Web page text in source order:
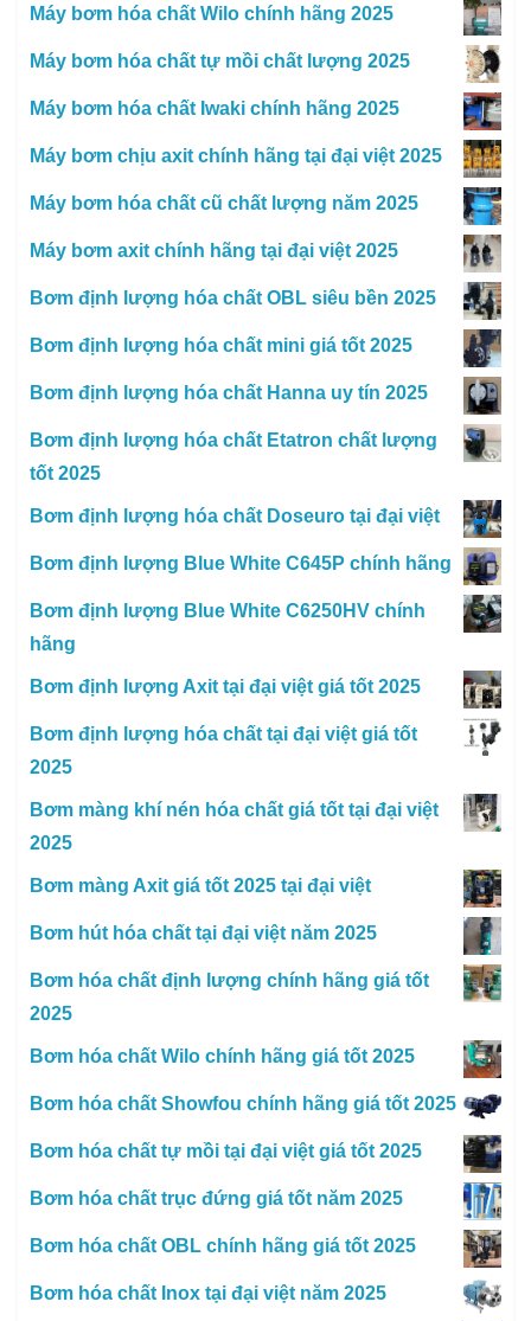
Máy bơm hóa chất Wilo chính hãng 2025
Máy bơm hóa chất tự mồi chất lượng 2025
Máy bơm hóa chất Iwaki chính hãng 2025
Máy bơm chịu axit chính hãng tại đại việt 2025
Máy bơm hóa chất cũ chất lượng năm 2025
Máy bơm axit chính hãng tại đại việt 2025
Bơm định lượng hóa chất OBL siêu bền 2025
Bơm định lượng hóa chất mini giá tốt 2025
Bơm định lượng hóa chất Hanna uy tín 2025
Bơm định lượng hóa chất Etatron chất lượng
tốt 2025
Bơm định lượng hóa chất Doseuro tại đại việt
Bơm định lượng Blue White C645P chính hãng
Bơm định lượng Blue White C6250HV chính
hãng
Bơm định lượng Axit tại đại việt giá tốt 2025
Bơm định lượng hóa chất tại đại việt giá tốt
2025
Bơm màng khí nén hóa chất giá tốt tại đại việt
2025
Bơm màng Axit giá tốt 2025 tại đại việt
Bơm hút hóa chất tại đại việt năm 2025
Bơm hóa chất định lượng chính hãng giá tốt
2025
Bơm hóa chất Wilo chính hãng giá tốt 2025
Bơm hóa chất Showfou chính hãng giá tốt 2025
Bơm hóa chất tự mồi tại đại việt giá tốt 2025
Bơm hóa chất trục đứng giá tốt năm 2025
Bơm hóa chất OBL chính hãng giá tốt 2025
Bơm hóa chất Inox tại đại việt năm 2025